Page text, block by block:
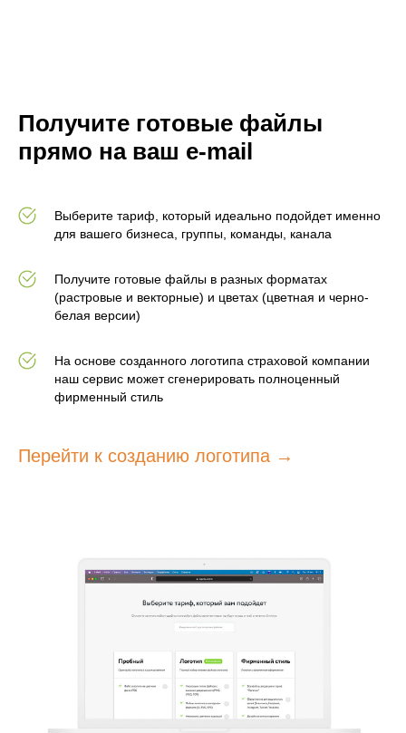
Получите готовые файлы
прямо на ваш e-mail
Выберите тариф, который идеально подойдет именно
для вашего бизнеса, группы, команды, канала
Получите готовые файлы в разных форматах
(растровые и векторные) и цветах (цветная и черно-
белая версии)
На основе созданного логотипа страховой компании
наш сервис может сгенерировать полноценный
фирменный стиль
Перейти к созданию логотипа